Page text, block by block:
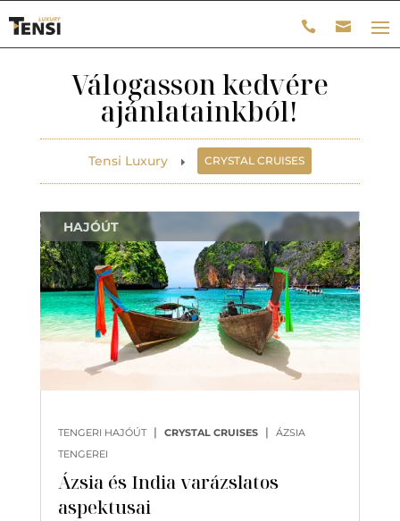
Válogasson kedvére
ajánlatainkból!
Tensi Luxury E CRYSTAL CRUISES
Ázsia és India varázslatos
aspektusai
TENGERI HAJÓÚT | CRYSTAL CRUISES |
ÁZSIA
TENGEREI
HAJÓÚT